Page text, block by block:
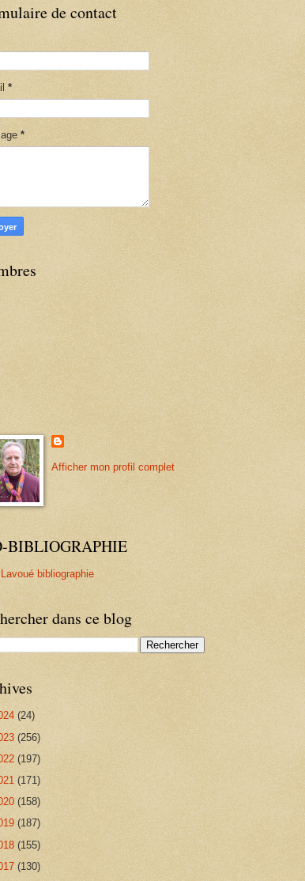
de contact
*
*
Afficher mon profil complet
BIBLIOGRAPHIE
bibliographie
dans ce blog
(24)
(256)
(197)
(171)
(158)
(187)
(155)
(130)